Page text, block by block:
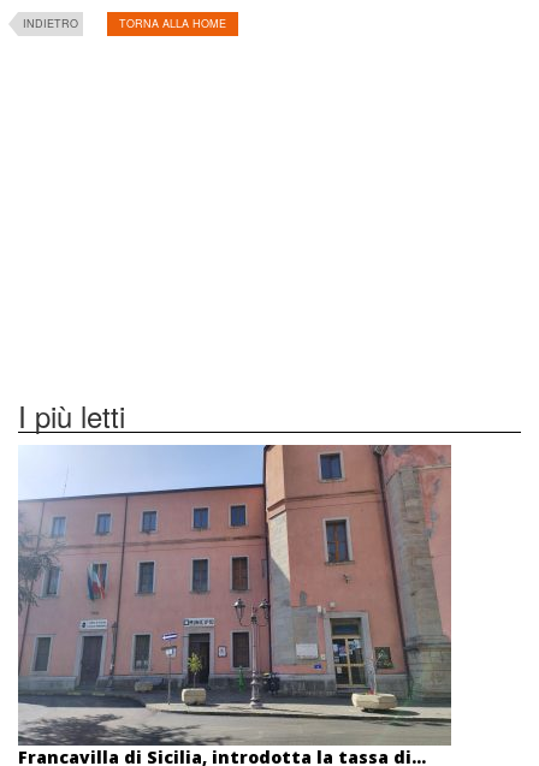
INDIETRO TORNA ALLA HOME
I più letti
Francavilla di Sicilia, introdotta la tassa di...